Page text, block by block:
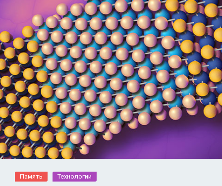
Память Технологии